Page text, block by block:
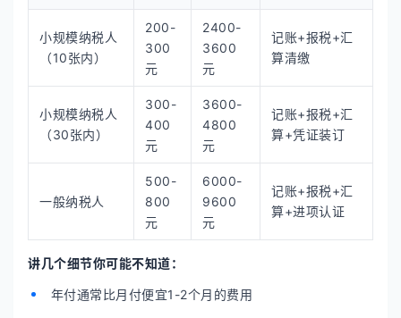
小规模纳税人
（10张内）
200-
300
元
2400-
3600
元
记账+报税+汇
算清缴
小规模纳税人
（30张内）
300-
400
元
3600-
4800
元
记账+报税+汇
算+凭证装订
一般纳税人
500-
800
元
6000-
9600
元
记账+报税+汇
算+进项认证
讲几个细节你可能不知道：
年付通常比月付便宜1-2个月的费用